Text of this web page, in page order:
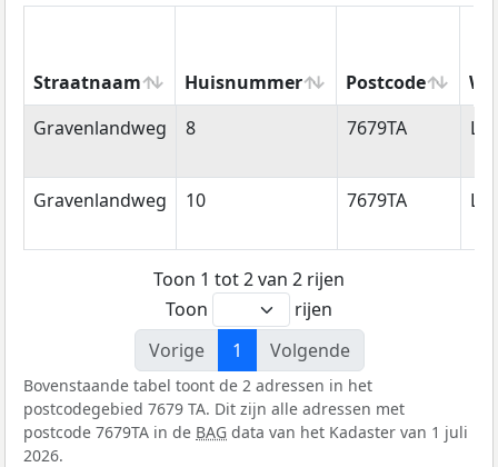
Straatnaam Huisnummer Postcode
Straatnaam
Huisnummer Postcode
Gravenlandweg 8 7679TA
Gravenlandweg 10 7679TA
Toon 1 tot 2 van 2 rijen
Toon
rijen
Vorige
1 Volgende
Bovenstaande tabel toont de 2 adressen in het
postcodegebied 7679 TA. Dit zijn alle adressen met
postcode 7679TA in de BAG data van het Kadaster van 1 juli
2026.